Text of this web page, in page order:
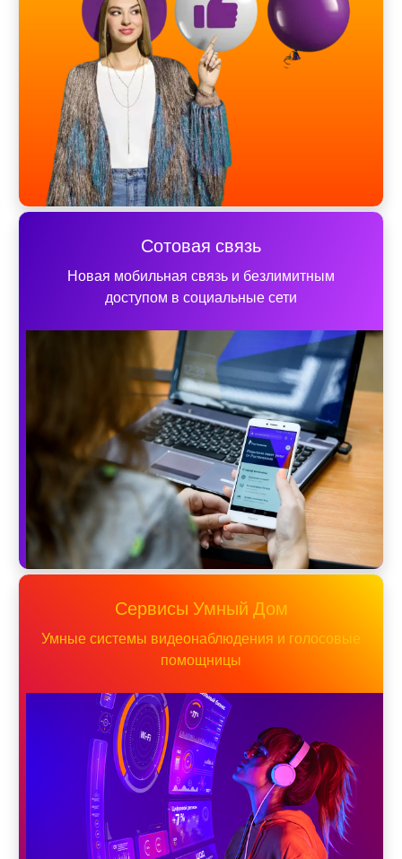
Сотовая связь
Новая мобильная связь и безлимитным
доступом в социальные сети
Сервисы Умный Дом
Умные системы видеонаблюдения и голосовые
помощницы